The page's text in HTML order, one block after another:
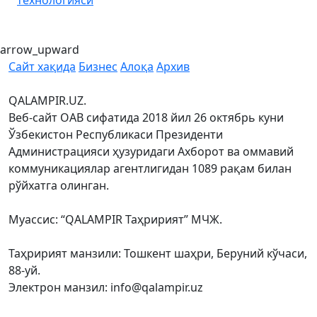
arrow_upward
Сайт хақида Бизнес Алоқа Архив
QALAMPIR.UZ.
Веб-сайт ОАВ сифатида 2018 йил 26 октябрь куни
Ўзбекистон Республикаси Президенти
Администрацияси ҳузуридаги Ахборот ва оммавий
коммуникациялар агентлигидан 1089 рақам билан
рўйхатга олинган.
Муассис: “QALAMPIR Таҳририят” МЧЖ.
Таҳририят манзили: Тошкент шаҳри, Беруний кўчаси,
88-уй.
Электрон манзил: info@qalampir.uz